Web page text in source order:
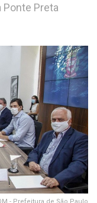
Ponte Preta